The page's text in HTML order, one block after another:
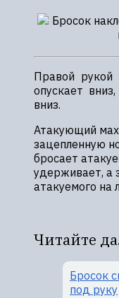
Правой рукой
опускает
вниз.
Атакующий
зацепленную
бросает
удерживает, а
атакуемого на
Читайте
Бросок
под руку